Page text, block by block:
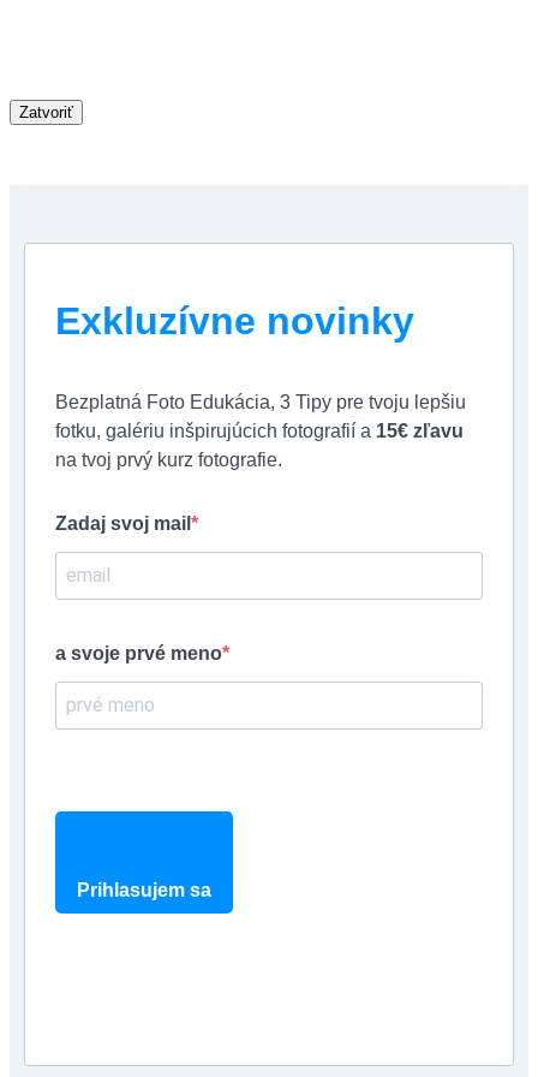
Zatvoriť
Exkluzívne novinky
Bezplatná Foto Edukácia, 3 Tipy pre tvoju lepšiu
fotku, galériu inšpirujúcich fotografií a 15€ zľavu
na tvoj prvý kurz fotografie.
Zadaj svoj mail
a svoje prvé meno
Prihlasujem sa